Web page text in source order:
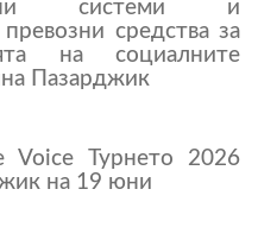
системи и
средства за
на социалните
Пазарджик
Voice Турнето 2026
на 19 юни